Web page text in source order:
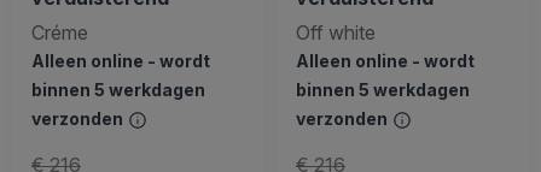
Créme
Alleen online - wordt
binnen 5 werkdagen
verzonden
€ 216
Off white
Alleen online - wordt
binnen 5 werkdagen
verzonden
€ 216